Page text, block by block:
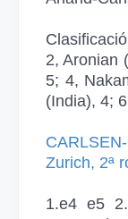
2, Aronian
5; 4,
(India), 4;
Zurich, 2ª
1.e4 e5